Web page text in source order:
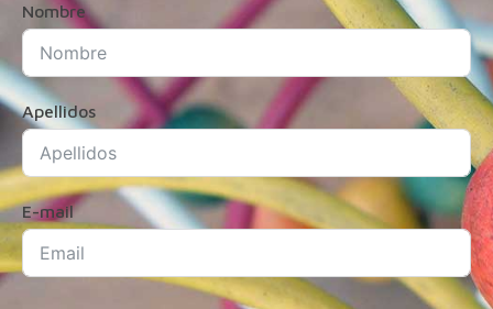
Nombre
Apellidos
E-mail